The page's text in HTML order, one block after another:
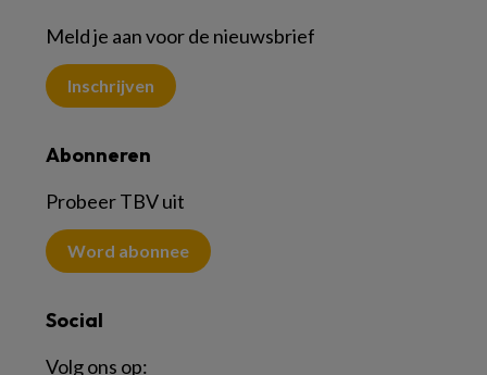
Meld je aan voor de nieuwsbrief
Inschrijven
Abonneren
Probeer TBV uit
Word abonnee
Social
Volg ons op: